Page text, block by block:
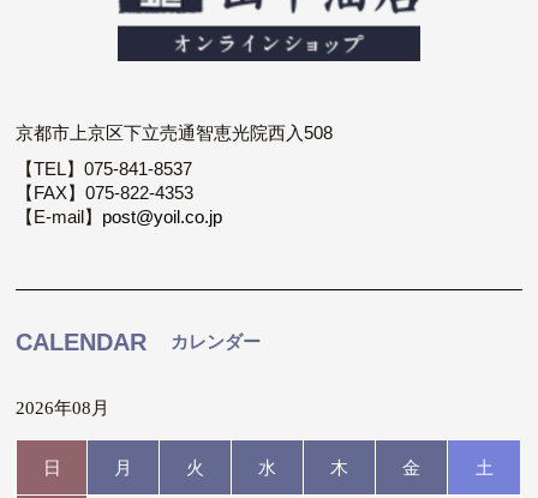
京都市上京区下立売通智恵光院西入508
【TEL】075-841-8537
【FAX】075-822-4353
【E-mail】 post@yoil.co.jp
CALENDAR カレンダー
2026年08月
日 月 火 水 木 金 土